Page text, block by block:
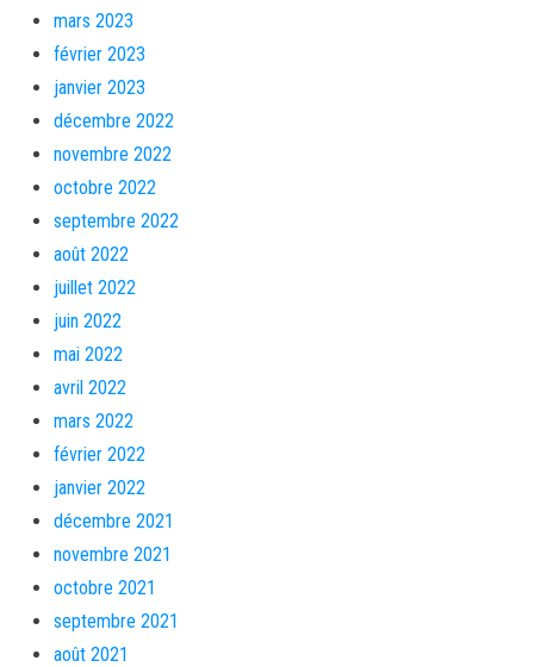
mars 2023
février 2023
janvier 2023
décembre 2022
novembre 2022
octobre 2022
septembre 2022
août 2022
juillet 2022
juin 2022
mai 2022
avril 2022
mars 2022
février 2022
janvier 2022
décembre 2021
novembre 2021
octobre 2021
septembre 2021
août 2021